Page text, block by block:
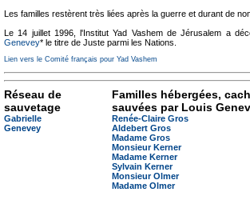
Les familles restèrent très liées après la guerre et durant de
Le 14 juillet 1996, l'Institut Yad Vashem de Jérusalem a
Genevey* le titre de Juste parmi les Nations.
Lien vers le Comité français pour Yad Vashem
Réseau de
sauvetage
Gabrielle
Genevey
Familles hébergées,
sauvées par Louis
Renée-Claire Gros
Aldebert Gros
Madame Gros
Monsieur Kerner
Madame Kerner
Sylvain Kerner
Monsieur Olmer
Madame Olmer